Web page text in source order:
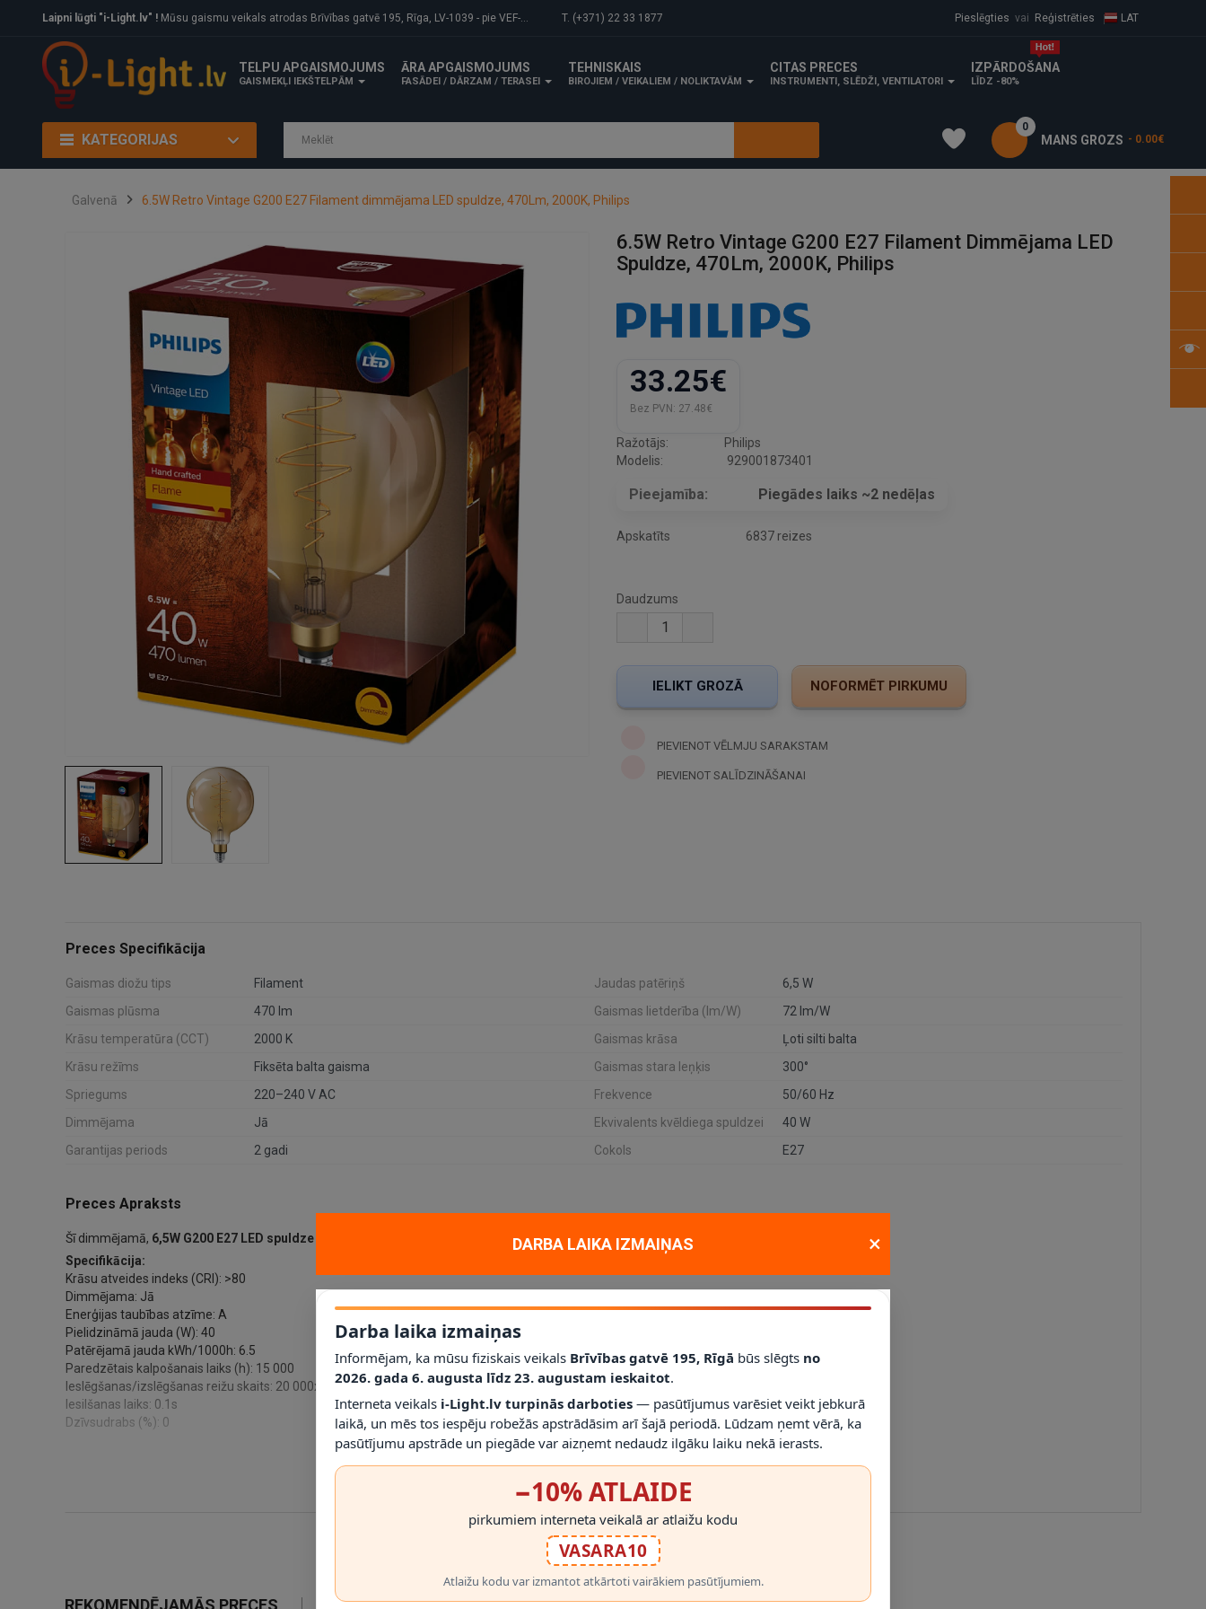
Laipni lūgti "i-Light.lv" ! Mūsu gaismu veikals atrodas Brīvības gatvē 195, Rīga, LV-1039 - pie VEF-Gaisa tilta. T. (+371) 22 33 1877 Pieslēgties vai Reģistrēties LAT
TELPU APGAISMOJUMS
GAISMEKĻI IEKŠTELPĀM
ĀRA APGAISMOJUMS
FASĀDEI / DĀRZAM / TERASEI
TEHNISKAIS
BIROJIEM / VEIKALIEM / NOLIKTAVĀM
CITAS PRECES
INSTRUMENTI, SLĒDŽI, VENTILATORI
IZPĀRDOŠANA
LĪDZ -80%
KATEGORIJAS MANS GROZS
0
- 0.00€
Galvenā 6.5W Retro Vintage G200 E27 Filament dimmējama LED spuldze, 470Lm, 2000K, Philips
6.5W Retro Vintage G200 E27 Filament Dimmējama LED
Spuldze, 470Lm, 2000K, Philips
33.25€
Bez PVN: 27.48€
Ražotājs:
Philips
Modelis:
929001873401
Pieejamība: Piegādes laiks ~2 nedēļas
Apskatīts 6837 reizes
Daudzums
PIEVIENOT VĒLMJU SARAKSTAM
PIEVIENOT SALĪDZINĀŠANAI
Preces Specifikācija
Gaismas diožu tips Filament Jaudas patēriņš
6,5 W
Gaismas plūsma
470 lm Gaismas lietderība (lm/W)
72 lm/W
Krāsu temperatūra (CCT)
2000 K Gaismas krāsa
Ļoti silti balta
Krāsu režīms
Fiksēta balta gaisma Gaismas stara leņķis
300°
Spriegums
220–240 V AC Frekvence
50/60 Hz
Dimmējama
Jā Ekvivalents kvēldiega spuldzei
40 W
Garantijas periods
2 gadi Cokols E27
Preces Apraksts
Šī dimmējamā, 6,5W G200 E27 LED spuldze
izstaros tik pat daudz gaismas kā aptuveni 40W kvēldiega spuldze.
Specifikācija:
Krāsu atveides indeks (CRI): >80
Dimmējama: Jā
Enerģijas taubības atzīme: A
Pielidzināmā jauda (W): 40
Patērējamā jauda kWh/1000h: 6.5
Paredzētais kalpošanais laiks (h): 15 000
Ieslēgšanas/izslēgšanas reižu skaits: 20 000x
Iesilšanas laiks: 0.1s
Dzīvsudrabs (%): 0
REKOMENDĒJAMĀS PRECES IETEIKTIE PRODUKTI
DARBA LAIKA IZMAIŅAS ×
Darba laika izmaiņas
Informējam, ka mūsu fiziskais veikals Brīvības gatvē 195, Rīgā būs slēgts no
2026. gada 6. augusta līdz 23. augustam ieskaitot.
Interneta veikals i-Light.lv turpinās darboties — pasūtījumus varēsiet veikt jebkurā
laikā, un mēs tos iespēju robežās apstrādāsim arī šajā periodā. Lūdzam ņemt vērā, ka
pasūtījumu apstrāde un piegāde var aizņemt nedaudz ilgāku laiku nekā ierasts.
−10% ATLAIDE
pirkumiem interneta veikalā ar atlaižu kodu
VASARA10
Atlaižu kodu var izmantot atkārtoti vairākiem pasūtījumiem.